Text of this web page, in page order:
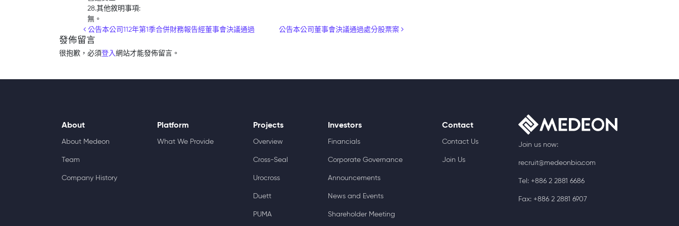
28.其他敘明事項:
無。
Post navigation
公告本公司112年第1季合併財務報告經董事會決議通過 公告本公司董事會決議通過處分股票案
發佈留言
很抱歉，必須登入網站才能發佈留言。
About
About Medeon
Team
Company History
Platform
What We Provide
Projects
Overview
Cross-Seal
Urocross
Duett
PUMA
Investors
Financials
Corporate Governance
Announcements
News and Events
Shareholder Meeting
Contact
Contact Us
Join Us
Join us now:
recruit@medeonbio.com
Tel: +886 2 2881 6686
Fax: +886 2 2881 6907